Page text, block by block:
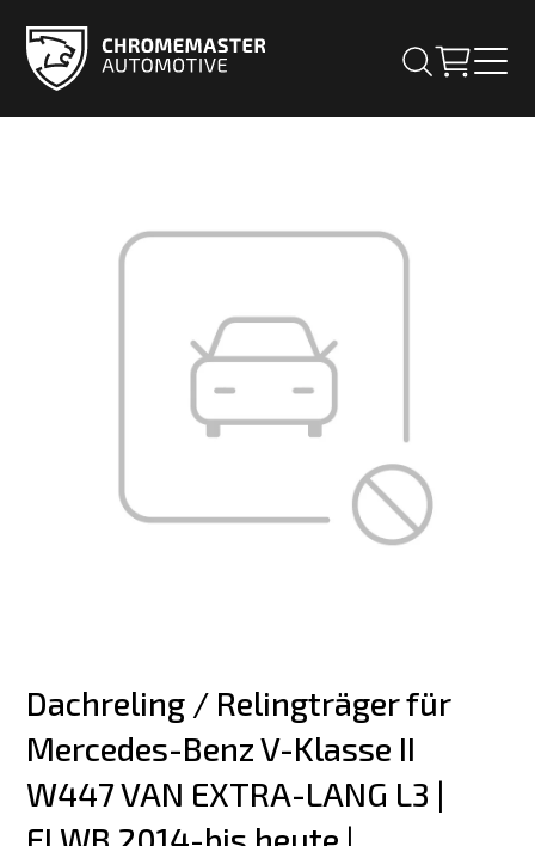
Dachreling / Relingträger für
Mercedes-Benz V-Klasse II
W447 VAN EXTRA-LANG L3 |